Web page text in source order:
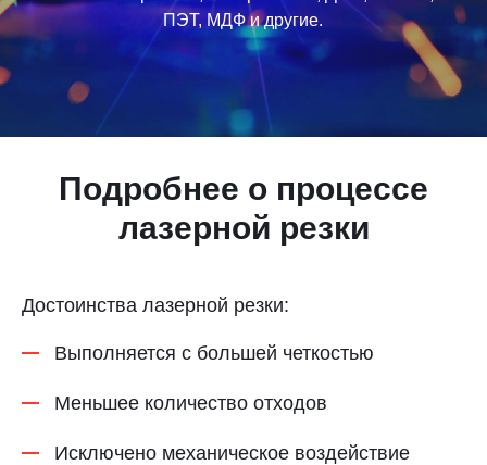
Контакты
Отправить заявку
НИЖНИЙ НОВГОРОД
ПЭТ, МДФ и другие.
Подробнее о процессе
лазерной резки
Достоинства лазерной резки:
Выполняется с большей четкостью
Меньшее количество отходов
Исключено механическое воздействие